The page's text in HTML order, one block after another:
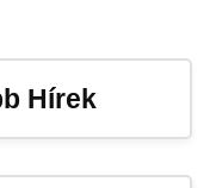
Hírek